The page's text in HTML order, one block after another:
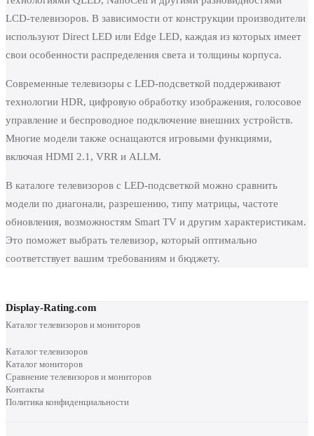
LCD-телевизоров. В зависимости от конструкции производители
используют Direct LED или Edge LED, каждая из которых имеет
свои особенности распределения света и толщины корпуса.
Современные телевизоры с LED-подсветкой поддерживают
технологии HDR, цифровую обработку изображения, голосовое
управление и беспроводное подключение внешних устройств.
Многие модели также оснащаются игровыми функциями,
включая HDMI 2.1, VRR и ALLM.
В каталоге телевизоров с LED-подсветкой можно сравнить
модели по диагонали, разрешению, типу матрицы, частоте
обновления, возможностям Smart TV и другим характеристикам.
Это поможет выбрать телевизор, который оптимально
соответствует вашим требованиям и бюджету.
Display-Rating.com
Каталог телевизоров и мониторов
Каталог телевизоров
Каталог мониторов
Сравнение телевизоров и мониторов
Контакты
Политика конфиденциальности